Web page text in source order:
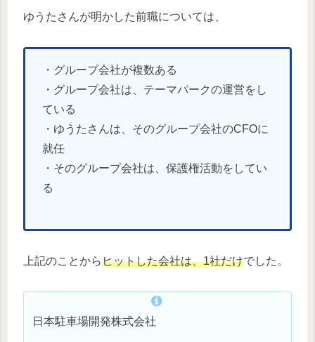
ゆうたさんが明かした前職については、
・グループ会社が複数ある
・グループ会社は、テーマパークの運営をし
ている
・ゆうたさんは、そのグループ会社のCFOに
就任
・そのグループ会社は、保護権活動をしてい
る
上記のことからヒットした会社は、1社だけでした。
日本駐車場開発株式会社